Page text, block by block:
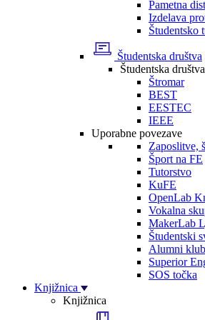
Pametna
Izdelava
Študentsko
Študentska društva
Študentska društva
Štromar
BEST
EESTEC
IEEE
Uporabne povezave
Zaposlitve,
Šport na FE
Tutorstvo
KuFE
OpenLab
Vokalna
MakerLab
Študentski
Alumni
Superior
SOS točka
Knjižnica
Knjižnica